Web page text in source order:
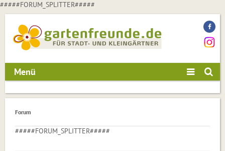
#####FORUM_SPLITTER#####
Menü
Forum
#####FORUM_SPLITTER#####